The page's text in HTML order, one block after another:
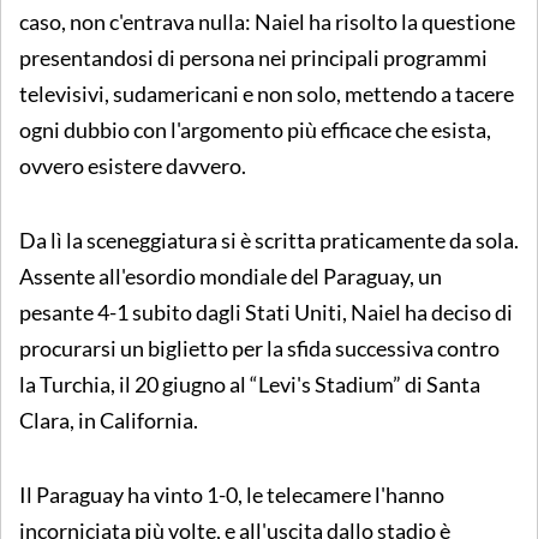
caso, non c'entrava nulla: Naiel ha risolto la questione
presentandosi di persona nei principali programmi
televisivi, sudamericani e non solo, mettendo a tacere
ogni dubbio con l'argomento più efficace che esista,
ovvero esistere davvero.
Da lì la sceneggiatura si è scritta praticamente da sola.
Assente all'esordio mondiale del Paraguay, un
pesante 4-1 subito dagli Stati Uniti, Naiel ha deciso di
procurarsi un biglietto per la sfida successiva contro
la Turchia, il 20 giugno al “Levi's Stadium” di Santa
Clara, in California.
Il Paraguay ha vinto 1-0, le telecamere l'hanno
incorniciata più volte, e all'uscita dallo stadio è